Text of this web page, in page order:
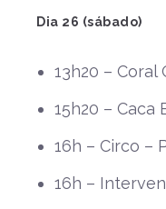
Dia 26 (sábado)
13h20 – Coral
15h20 –
16h – Circo –
16h –